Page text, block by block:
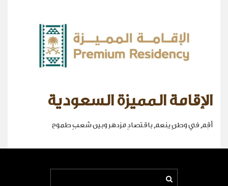
الإقامة المميزة السعودية
أقِم في وطنٍ ينعم باقتصادٍ مزدهر وبين شعبٍ طموح